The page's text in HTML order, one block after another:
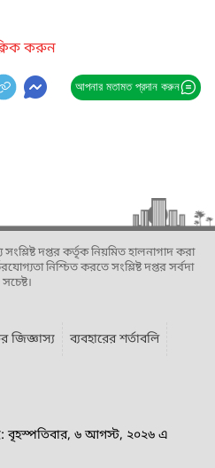
করুন
আপনার মতামত প্রদান করুন
দপ্তর কর্তৃক নিয়মিত হালনাগাদ করা
নিশ্চিত করতে সংশ্লিষ্ট দপ্তর সর্বদা
সচেষ্ট।
জিজ্ঞাস্য
ব্যবহারের শর্তাবলি
বৃহস্পতিবার, ৬ আগস্ট, ২০২৬ এ